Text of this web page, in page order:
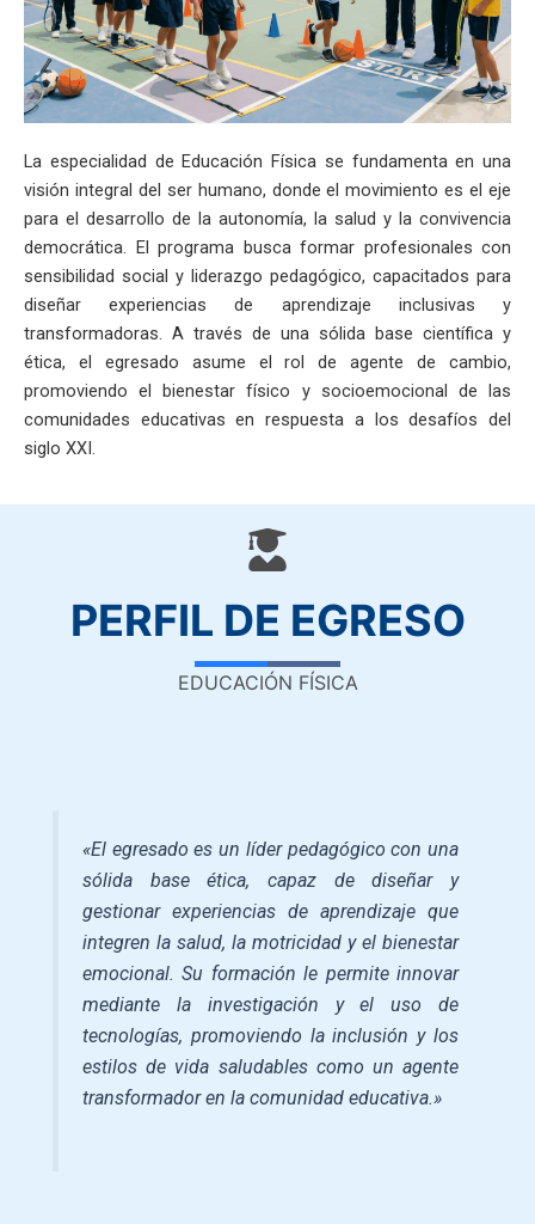
La especialidad de Educación Física se fundamenta en una
visión integral del ser humano, donde el movimiento es el eje
para el desarrollo de la autonomía, la salud y la convivencia
democrática. El programa busca formar profesionales con
sensibilidad social y liderazgo pedagógico, capacitados para
diseñar experiencias de aprendizaje inclusivas y
transformadoras. A través de una sólida base científica y
ética, el egresado asume el rol de agente de cambio,
promoviendo el bienestar físico y socioemocional de las
comunidades educativas en respuesta a los desafíos del
siglo XXI.
PERFIL DE EGRESO
EDUCACIÓN FÍSICA
«El egresado es un líder pedagógico con una
sólida base ética, capaz de diseñar y
gestionar experiencias de aprendizaje que
integren la salud, la motricidad y el bienestar
emocional. Su formación le permite innovar
mediante la investigación y el uso de
tecnologías, promoviendo la inclusión y los
estilos de vida saludables como un agente
transformador en la comunidad educativa.»